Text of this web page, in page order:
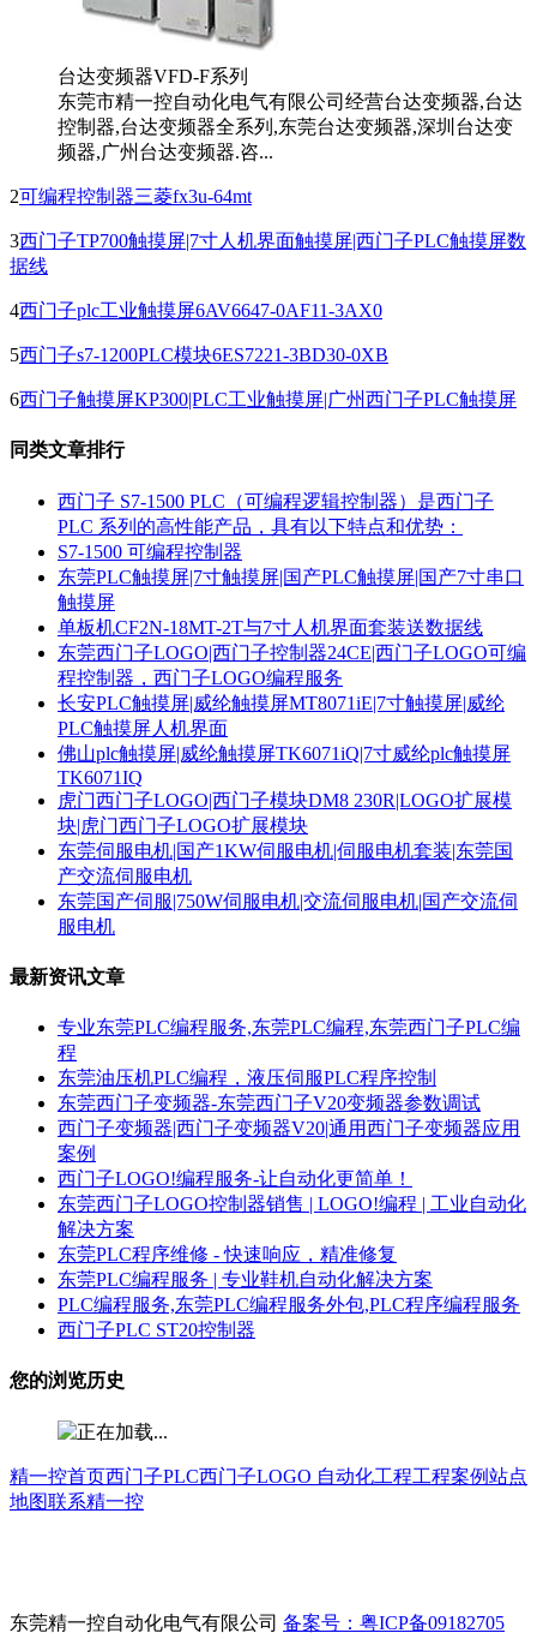
台达变频器VFD-F系列
东莞市精一控自动化电气有限公司经营台达变频器,台达
控制器,台达变频器全系列,东莞台达变频器,深圳台达变
频器,广州台达变频器.咨...
2可编程控制器三菱fx3u-64mt
3西门子TP700触摸屏|7寸人机界面触摸屏|西门子PLC触摸屏数
据线
4西门子plc工业触摸屏6AV6647-0AF11-3AX0
5西门子s7-1200PLC模块6ES7221-3BD30-0XB
6西门子触摸屏KP300|PLC工业触摸屏|广州西门子PLC触摸屏
同类文章排行
西门子 S7-1500 PLC（可编程逻辑控制器）是西门子
PLC 系列的高性能产品，具有以下特点和优势：
S7-1500 可编程控制器
东莞PLC触摸屏|7寸触摸屏|国产PLC触摸屏|国产7寸串口
触摸屏
单板机CF2N-18MT-2T与7寸人机界面套装送数据线
东莞西门子LOGO|西门子控制器24CE|西门子LOGO可编
程控制器，西门子LOGO编程服务
长安PLC触摸屏|威纶触摸屏MT8071iE|7寸触摸屏|威纶
PLC触摸屏人机界面
佛山plc触摸屏|威纶触摸屏TK6071iQ|7寸威纶plc触摸屏
TK6071IQ
虎门西门子LOGO|西门子模块DM8 230R|LOGO扩展模
块|虎门西门子LOGO扩展模块
东莞伺服电机|国产1KW伺服电机|伺服电机套装|东莞国
产交流伺服电机
东莞国产伺服|750W伺服电机|交流伺服电机|国产交流伺
服电机
最新资讯文章
专业东莞PLC编程服务,东莞PLC编程,东莞西门子PLC编
程
东莞油压机PLC编程，液压伺服PLC程序控制
东莞西门子变频器-东莞西门子V20变频器参数调试
西门子变频器|西门子变频器V20|通用西门子变频器应用
案例
西门子LOGO!编程服务-让自动化更简单！
东莞西门子LOGO控制器销售 | LOGO!编程 | 工业自动化
解决方案
东莞PLC程序维修 - 快速响应，精准修复
东莞PLC编程服务 | 专业鞋机自动化解决方案
PLC编程服务,东莞PLC编程服务外包,PLC程序编程服务
西门子PLC ST20控制器
您的浏览历史
精一控首页西门子PLC西门子LOGO 自动化工程工程案例站点
地图联系精一控
东莞精一控自动化电气有限公司 备案号：粤ICP备09182705